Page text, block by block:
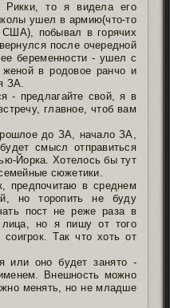
Рикки, то я видела его
ушел в армию(что-то
побывал в горячих
после очередной
беременности - ушел с
в родовое ранчо и
ЗА.
- предлагайте свой, я в
главное, чтоб вам
до ЗА, начало ЗА,
смысл отправиться
Йорка. Хотелось бы тут
сюжетики.
предпочитаю в среднем
но торопить не буду
пост не реже раза в
но я пишу от того
Так что хоть от
или оно будет занято -
Внешность можно
менять, но не младше